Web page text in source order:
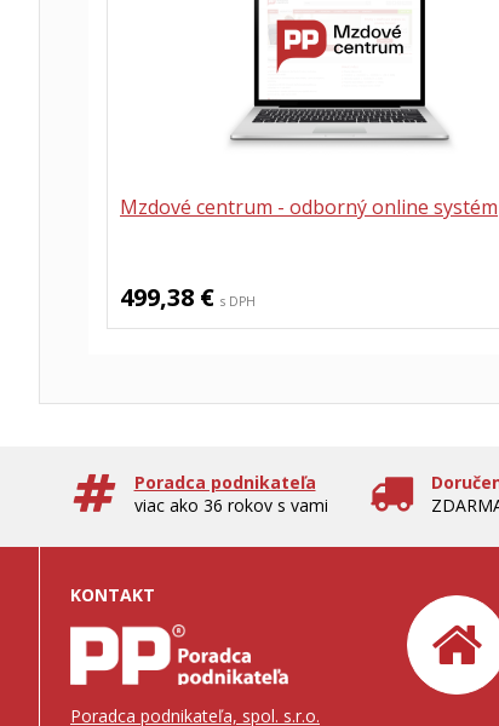
Mzdové centrum - odborný online systém
499,38 € s DPH
Poradca podnikateľa
viac ako 36 rokov s vami
KONTAKT
Poradca podnikateľa, spol. s.r.o.